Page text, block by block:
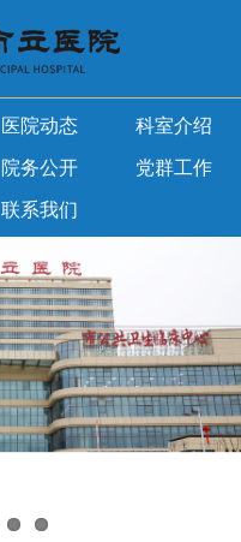
医院动态 科室介绍
院务公开 党群工作
联系我们